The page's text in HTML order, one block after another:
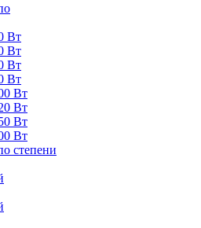
Вт
Вт
Вт
Вт
Вт
Вт
Вт
Вт
степени